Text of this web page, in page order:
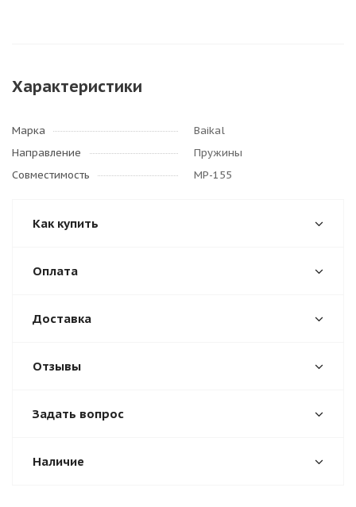
Характеристики
Марка
Baikal
Направление
Пружины
Совместимость
МР-155
Как купить
Оплата
Доставка
Отзывы
Задать вопрос
Наличие